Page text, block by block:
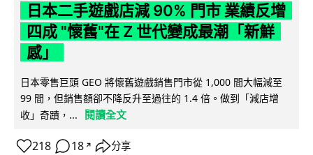
日本二手遊戲店減 90% 門市 業績反增
四成 "懷舊"在 Z 世代變成最潮「新鮮
感」
日本零售巨頭 GEO 將懷舊遊戲銷售門市從 1,000 間大幅減至
99 間，但銷售額卻不降反升至過往的 1.4 倍。做到「減店增
收」奇蹟，...
閱讀全文
218 18 ↗ 分享